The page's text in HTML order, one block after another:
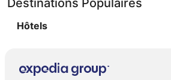
Destinations Populaires
Hôtels